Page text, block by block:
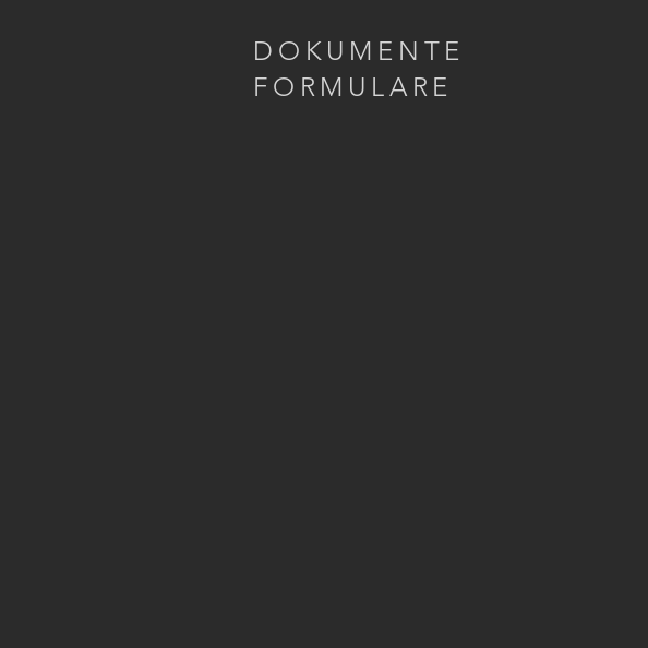
DOKUMENTE
FORMULARE